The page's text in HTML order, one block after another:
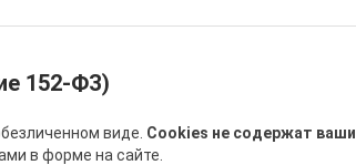
152-ФЗ)
виде. Cookies не содержат ваши
в форме на сайте.